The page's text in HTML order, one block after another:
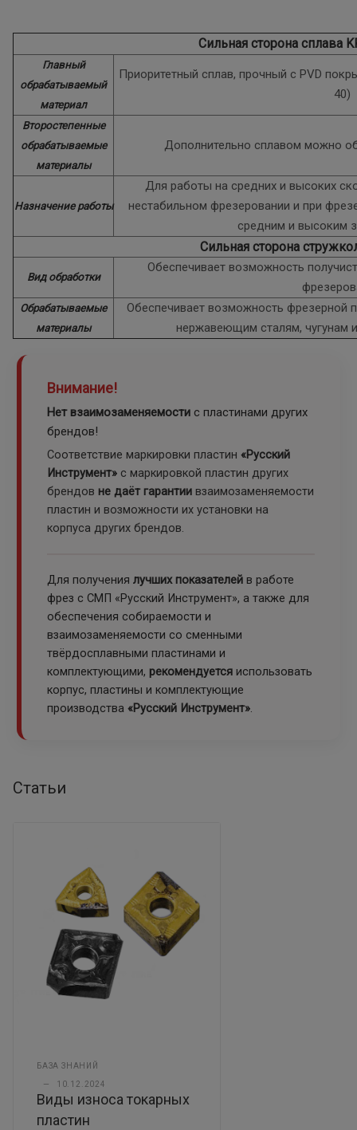
Сильная сторона сплава
Главный
обрабатываемый
материал
Приоритетный сплав, прочный с PVD
40)
Второстепенные
обрабатываемые
материалы
Дополнительно сплавом можно
Назначение работы
Для работы на средних и высоких
нестабильном фрезеровании и при
средним и высоким
Сильная сторона
Вид обработки
Обеспечивает возможность
Обрабатываемые
материалы
Обеспечивает возможность фрезерной
нержавеющим сталям, чугунам
Внимание!
Нет взаимозаменяемости с пластинами других
брендов!
Соответствие маркировки пластин «Русский
Инструмент» с маркировкой пластин других
брендов не даёт гарантии взаимозаменяемости
пластин и возможности их установки на
корпуса других брендов.
Для получения лучших показателей в работе
фрез с СМП «Русский Инструмент», а также для
обеспечения собираемости и
взаимозаменяемости со сменными
твёрдосплавными пластинами и
комплектующими, рекомендуется использовать
корпус, пластины и комплектующие
производства «Русский Инструмент».
Статьи
БАЗА ЗНАНИЙ
— 10.12.2024
Виды износа токарных
пластин